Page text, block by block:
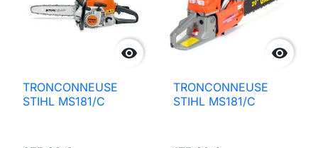

TRONCONNEUSE
STIHL MS181/C

TRONCONNEUSE
STIHL MS181/C